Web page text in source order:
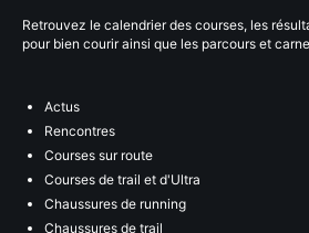
Retrouvez le calendrier des courses, les
pour bien courir ainsi que les parcours et
Actus
Rencontres
Courses sur route
Courses de trail et d'Ultra
Chaussures de running
Chaussures de trail